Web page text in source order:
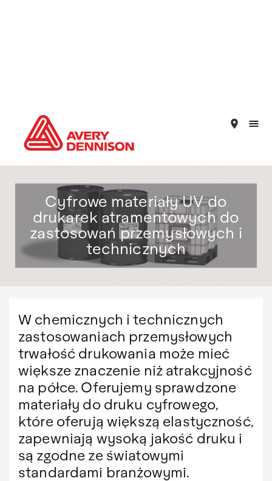
place
Cyfrowe materiały UV do
drukarek atramentowych do
zastosowań przemysłowych i
technicznych
W chemicznych i technicznych
zastosowaniach przemysłowych
trwałość drukowania może mieć
większe znaczenie niż atrakcyjność
na półce. Oferujemy sprawdzone
materiały do druku cyfrowego,
które oferują większą elastyczność,
zapewniają wysoką jakość druku i
są zgodne ze światowymi
standardami branżowymi.